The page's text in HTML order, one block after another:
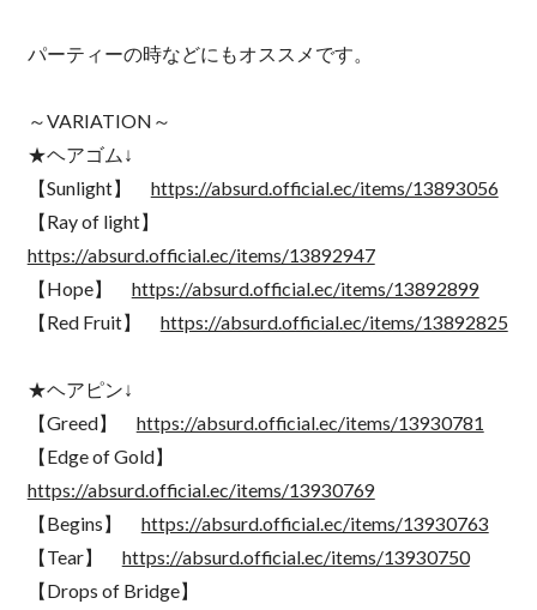
パーティーの時などにもオススメです。
～VARIATION～
★ヘアゴム↓
【Sunlight】 https://absurd.official.ec/items/13893056
【Ray of light】
https://absurd.official.ec/items/13892947
【Hope】 https://absurd.official.ec/items/13892899
【Red Fruit】 https://absurd.official.ec/items/13892825
★ヘアピン↓
【Greed】 https://absurd.official.ec/items/13930781
【Edge of Gold】
https://absurd.official.ec/items/13930769
【Begins】 https://absurd.official.ec/items/13930763
【Tear】 https://absurd.official.ec/items/13930750
【Drops of Bridge】